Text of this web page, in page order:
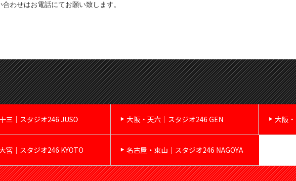
わせはお電話にてお願い致します。
三｜スタジオ246 JUSO 大阪・天六｜スタジオ246 GEN 大阪
宮｜スタジオ246 KYOTO 名古屋・東山｜スタジオ246 NAGOYA